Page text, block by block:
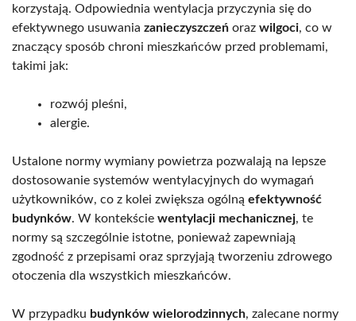
korzystają. Odpowiednia wentylacja przyczynia się do
efektywnego usuwania zanieczyszczeń oraz wilgoci, co w
znaczący sposób chroni mieszkańców przed problemami,
takimi jak:
rozwój pleśni,
alergie.
Ustalone normy wymiany powietrza pozwalają na lepsze
dostosowanie systemów wentylacyjnych do wymagań
użytkowników, co z kolei zwiększa ogólną efektywność
budynków. W kontekście wentylacji mechanicznej, te
normy są szczególnie istotne, ponieważ zapewniają
zgodność z przepisami oraz sprzyjają tworzeniu zdrowego
otoczenia dla wszystkich mieszkańców.
W przypadku budynków wielorodzinnych, zalecane normy